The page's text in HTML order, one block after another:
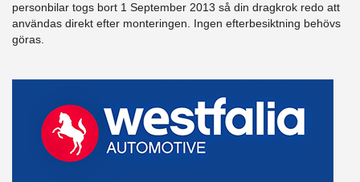
personbilar togs bort 1 September 2013 så din dragkrok redo att
användas direkt efter monteringen. Ingen efterbesiktning behövs
göras.